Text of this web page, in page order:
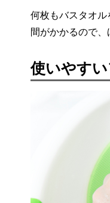
何枚もバスタオ
間がかかるので
使いやす